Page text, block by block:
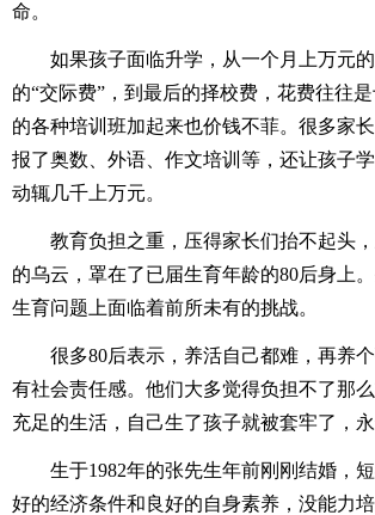
命。
如果孩子面临升学，从一个月上万元
的“交际费”，到最后的择校费，花费往往
的各种培训班加起来也价钱不菲。很多家
报了奥数、外语、作文培训等，还让孩子
动辄几千上万元。
教育负担之重，压得家长们抬不起头
的乌云，罩在了已届生育年龄的80后身上
生育问题上面临着前所未有的挑战。
很多80后表示，养活自己都难，再养
有社会责任感。他们大多觉得负担不了那
充足的生活，自己生了孩子就被套牢了，
生于1982年的张先生年前刚刚结婚，
好的经济条件和良好的自身素养，没能力